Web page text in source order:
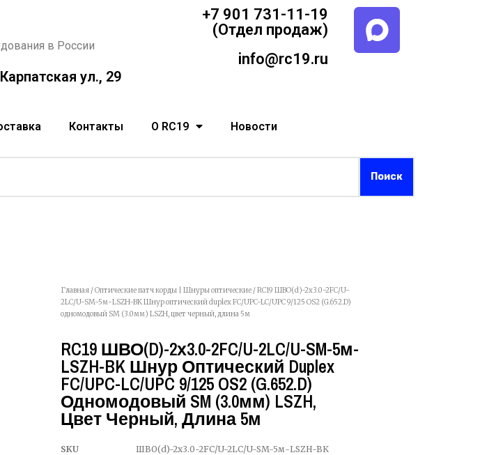
в России
ул., 29
+7 901 731-11-19
(Отдел продаж)
info@rc19.ru
Контакты О RC19 Новости
Главная /Оптические патч корды | Шнуры оптические / RC19 ШВО(d)-2х3.0-2FC/U-
2LC/U-SM-5м-LSZH-BK Шнур оптический duplex FC/UPC-LC/UPC 9/125 OS2 (G.652.D)
одномодовый SM (3.0мм) LSZH, цвет черный, длина 5м
RC19 ШВО(d)-2х3.0-2FC/U-2LC/U-SM-5м-
LSZH-BK Шнур Оптический Duplex
FC/UPC-LC/UPC 9/125 OS2 (G.652.D)
Одномодовый SM (3.0мм) LSZH,
Цвет Черный, Длина 5м
SKU
ШВО(d)-2х3.0-2FC/U-2LC/U-SM-5м-LSZH-BK